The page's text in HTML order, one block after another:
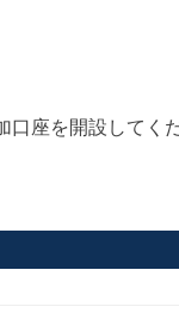
座を開設してくだ